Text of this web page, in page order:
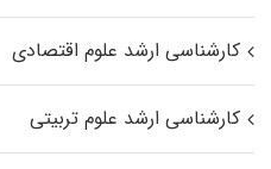
کارشناسی ارشد علوم اقتصادی
کارشناسی ارشد علوم تربیتی